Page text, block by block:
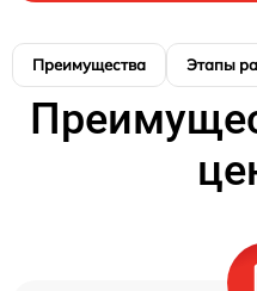
Преимущества Этапы